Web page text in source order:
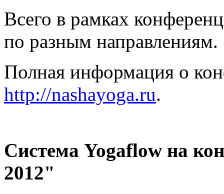
Всего в рамках
по разным направлениям.
Полная информация о
http://nashayoga.ru.
Система Yogaflow на
2012"